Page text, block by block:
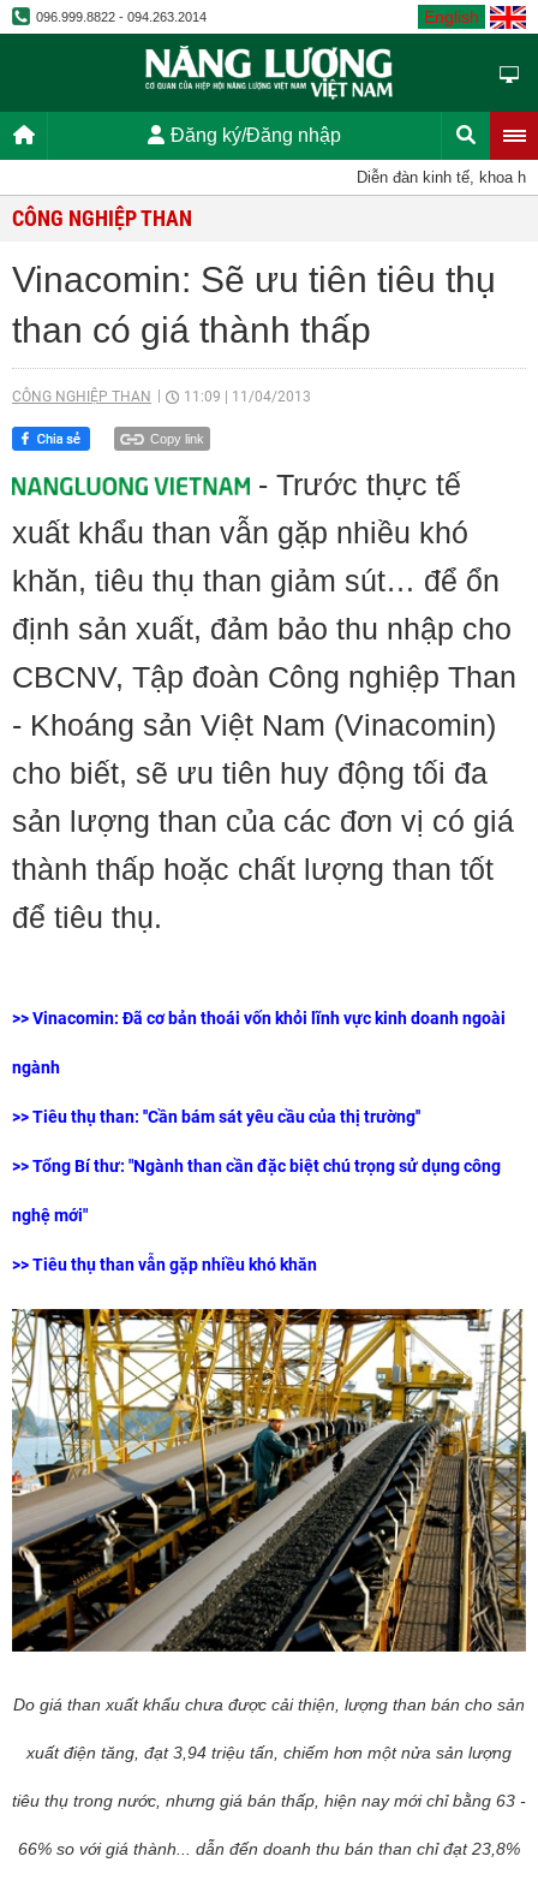
096.999.8822 - 094.263.2014 English
Đăng ký/Đăng nhập
Diễn đàn kinh tế, khoa
CÔNG NGHIỆP THAN
Vinacomin: Sẽ ưu tiên tiêu thụ
than có giá thành thấp
CÔNG NGHIỆP THAN 11:09 11/04/2013
Copy link
- Trước thực tế
xuất khẩu than vẫn gặp nhiều khó
khăn, tiêu thụ than giảm sút… để ổn
định sản xuất, đảm bảo thu nhập cho
CBCNV, Tập đoàn Công nghiệp Than
- Khoáng sản Việt Nam (Vinacomin)
cho biết, sẽ ưu tiên huy động tối đa
sản lượng than của các đơn vị có giá
thành thấp hoặc chất lượng than tốt
để tiêu thụ.
>>Vinacomin: Đã cơ bản thoái vốn khỏi lĩnh vực kinh doanh ngoài
ngành
>>Tiêu thụ than: ''Cần bám sát yêu cầu của thị trường''
>>Tổng Bí thư: "Ngành than cần đặc biệt chú trọng sử dụng công
nghệ mới"
>>Tiêu thụ than vẫn gặp nhiều khó khăn
Do giá than xuất khẩu chưa được cải thiện, lượng than bán cho sản
xuất điện tăng, đạt 3,94 triệu tấn, chiếm hơn một nửa sản lượng
tiêu thụ trong nước, nhưng giá bán thấp, hiện nay mới chỉ bằng 63 -
66% so với giá thành... dẫn đến doanh thu bán than chỉ đạt 23,8%